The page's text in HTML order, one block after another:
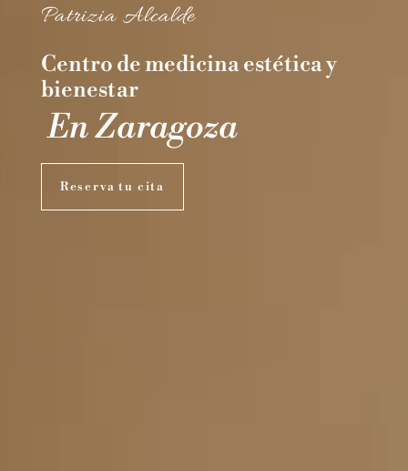
Patrizia Alcalde
Centro de medicina estética y
bienestar
En Zaragoza
Reserva tu cita